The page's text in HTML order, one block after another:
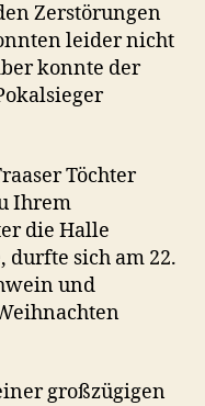
Zerstörungen
leider nicht
konnte der
Töchter
Ihrem
die Halle
durfte sich am 22.
und
großzügigen